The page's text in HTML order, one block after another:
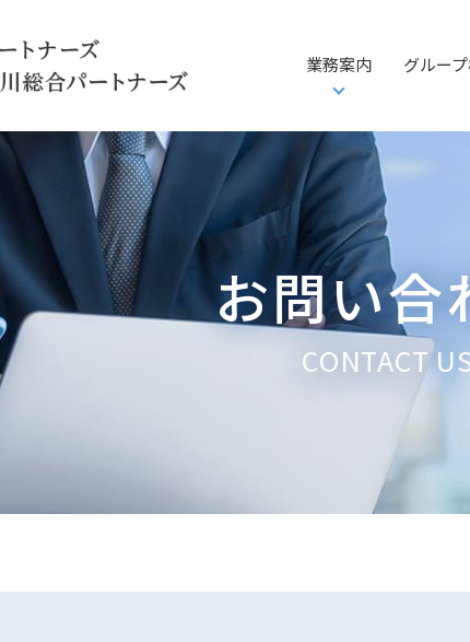
業務案内 グルー
お問い合
CONTACT